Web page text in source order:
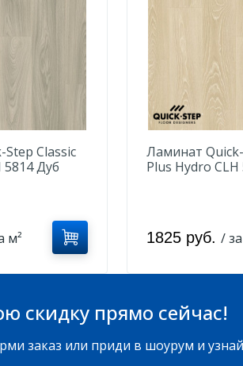
Classic
5814 Дуб
м²
Ламинат
Plus Hydro
1825 руб. /
скидку прямо сейчас!
заказ или приди в шоурум и